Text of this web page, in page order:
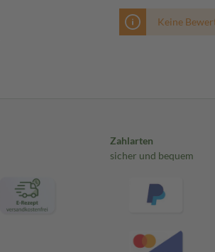
Keine
Zahlarten
sicher und bequem